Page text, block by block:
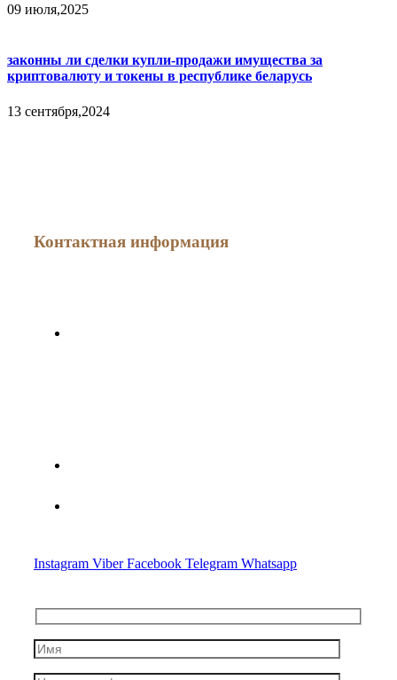
09 июля,2025
законны ли сделки купли-продажи имущества за
криптовалюту и токены в республике беларусь
13 сентября,2024
Контактная информация
Instagram Viber Facebook Telegram Whatsapp